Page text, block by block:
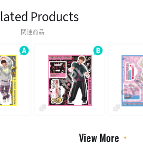
Products
関連商品
View More